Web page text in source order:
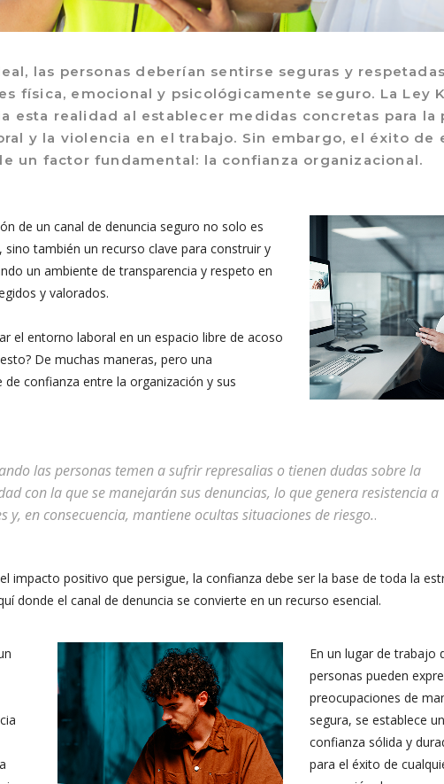
las personas deberían sentirse seguras y
física, emocional y psicológicamente seguro. La Ley
esta realidad al establecer medidas concretas para la
y la violencia en el trabajo. Sin embargo, el éxito de
un factor fundamental: la confianza organizacional.
de un canal de denuncia seguro no solo es
también un recurso clave para construir y
un ambiente de transparencia y respeto en
y valorados.
el entorno laboral en un espacio libre de acoso
De muchas maneras, pero una
de confianza entre la organización y sus
las personas temen a sufrir represalias o tienen dudas sobre la
con la que se manejarán sus denuncias, lo que genera resistencia a
y, en consecuencia, mantiene ocultas situaciones de riesgo..
impacto positivo que persigue, la confianza debe ser la base de toda la
donde el canal de denuncia se convierte en un recurso esencial.
En un lugar de trabajo
personas pueden
preocupaciones de
segura, se establece
confianza sólida y
para el éxito de